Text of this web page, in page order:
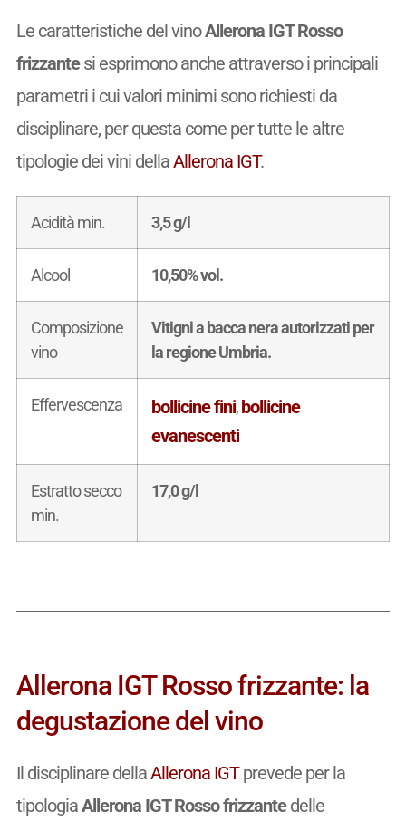
Le caratteristiche del vinoAllerona IGT Rosso
frizzantesi esprimono anche attraverso i principali
parametri i cui valori minimi sono richiesti da
disciplinare, per questa come per tutte le altre
tipologie dei vini dellaAllerona IGT.
Acidità min. 3,5 g/l
Alcool 10,50% vol.
Composizione
vino
Vitigni a bacca nera autorizzati per
la regione Umbria.
Effervescenza bollicine fini,bollicine
evanescenti
Estratto secco
min.
17,0 g/l
Allerona IGT Rosso frizzante: la
degustazione del vino
Il disciplinare dellaAllerona IGTprevede per la
tipologiaAllerona IGT Rosso frizzantedelle